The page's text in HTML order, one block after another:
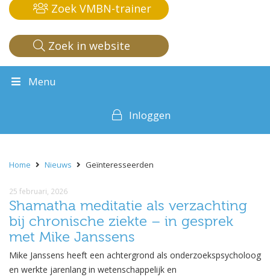
Zoek VMBN-trainer
Zoek in website
Menu
Inloggen
Home Nieuws Geïnteresseerden
25 februari, 2026
Shamatha meditatie als verzachting
bij chronische ziekte – in gesprek
met Mike Janssens
Mike Janssens heeft een achtergrond als onderzoekspsycholoog
en werkte jarenlang in wetenschappelijk en